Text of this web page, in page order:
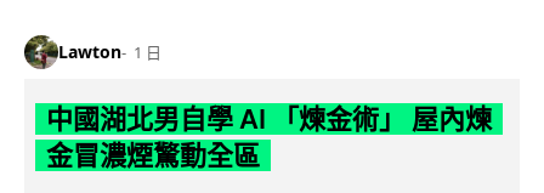
Lawton 1 日
中國湖北男自學 AI 「煉金術」 屋內煉
金冒濃煙驚動全區